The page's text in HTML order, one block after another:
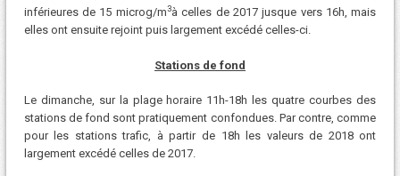
inférieures de 15 microg/m3à celles de 2017 jusque vers 16h, mais
elles ont ensuite rejoint puis largement excédé celles-ci.
Stations de fond
Le dimanche, sur la plage horaire 11h-18h les quatre courbes des
stations de fond sont pratiquement confondues. Par contre, comme
pour les stations trafic, à partir de 18h les valeurs de 2018 ont
largement excédé celles de 2017.